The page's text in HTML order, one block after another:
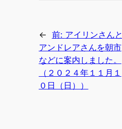
← 前: アイリンさんと
アンドレアさんを朝市
などに案内しました。
（２０２４年１１月１
０日（日））